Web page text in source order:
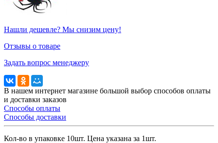
Нашли дешевле? Мы снизим цену!
Отзывы о товаре
Задать вопрос менеджеру
В нашем интернет магазине большой выбор способов оплаты
и доставки заказов
Способы оплаты
Способы доставки
Кол-во в упаковке 10шт. Цена указана за 1шт.